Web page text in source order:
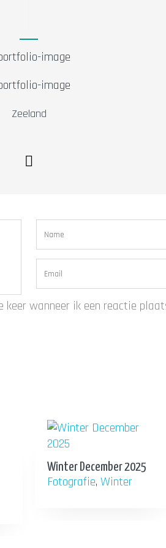
Zeeland
wanneer ik een reactie
Winter December 2025
Fotografie, Winter